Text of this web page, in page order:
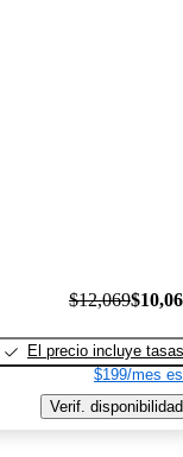
$12,069
El precio incluye tasas
$199/mes
Verif. disponibilidad